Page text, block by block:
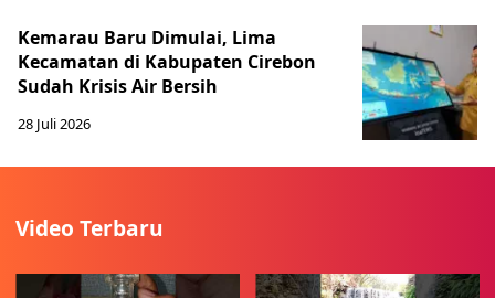
Kemarau Baru Dimulai, Lima
Kecamatan di Kabupaten Cirebon
Sudah Krisis Air Bersih
28 Juli 2026
Video Terbaru